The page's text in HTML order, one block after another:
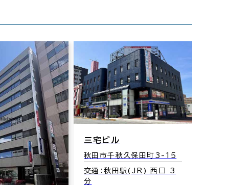
三宅ビル
秋田市千秋久保田町3-15
交通：秋田駅(JR) 西口 3
分